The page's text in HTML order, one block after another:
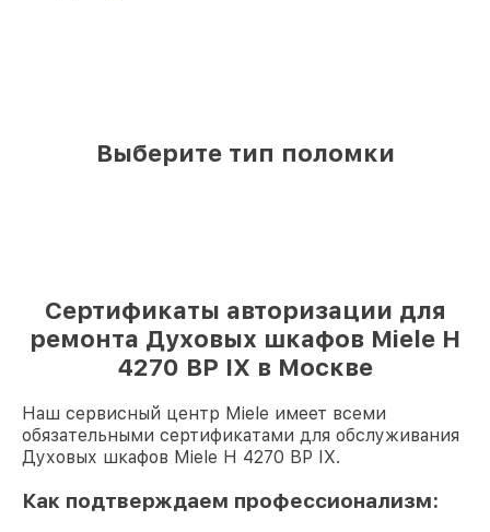
Выберите тип поломки
Сертификаты авторизации для
ремонта Духовых шкафов Miele H
4270 BP IX в Москве
Наш сервисный центр Miele имеет всеми
обязательными сертификатами для обслуживания
Духовых шкафов Miele H 4270 BP IX.
Как подтверждаем профессионализм: